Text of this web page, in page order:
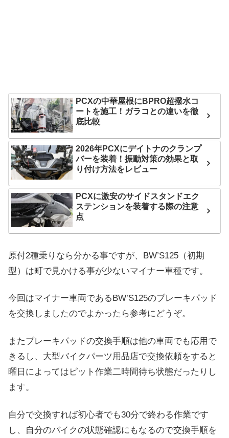
PCXの中華屋根にBPRO超撥水コ
ートを施工！ガラコとの違いを徹
底比較
2026年PCXにデイトナのクランプ
バーを装着！振動対策の効果と取
り付け方法をレビュー
PCXに激安のサイドスタンドエク
ステンションを装着する際の注意
点
原付2種乗りなら分かる事ですが、BW’S125（初期
型）は町で見かける事が少ないマイナー車種です。
今回はマイナー車両であるBW’S125のブレーキパッド
を交換しましたのでよかったら参考にどうぞ。
またブレーキパッドの交換手順は他の車両でも応用で
きるし、大型バイクパーツ用品店で交換依頼をすると
曜日によってはピット作業二時間待ち状態だったりし
ます。
自分で交換すれば初心者でも30分で終わる作業です
し、自分のバイクの状態確認にもなるので交換手順を